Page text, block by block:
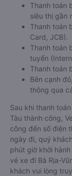
Thanh toán
siêu thị gần
Thanh toán
Card, JCB).
Thanh toán
tuyến
Thanh toán
Bên cạnh
thông qua
Sau khi thanh
Tàu thành công,
công đến số điện
ngày đi, quý
phút giờ khởi
vé xe đi Bà Rịa-
khách vui lòng